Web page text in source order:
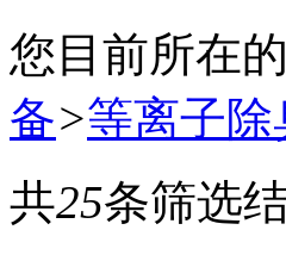
您目前所在
备>等离子除
共25条筛选